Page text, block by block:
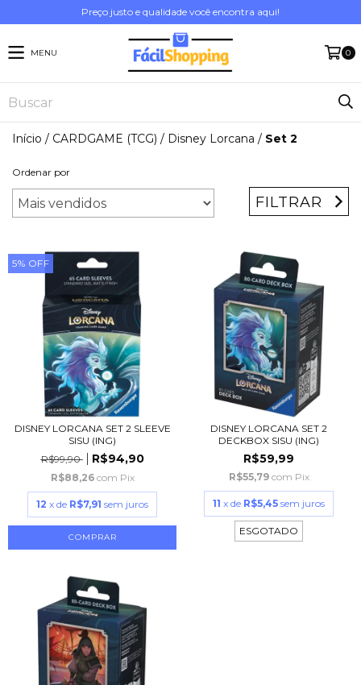
Preço justo e qualidade você encontra aqui!
MENU 0
Início / CARDGAME (TCG) / Disney Lorcana / Set 2
Ordenar por
FILTRAR
5% OFF
DISNEY LORCANA SET 2 SLEEVE
SISU (ING)
R$99,90
R$94,90
R$88,26 com Pix
12 x de R$7,91 sem juros
DISNEY LORCANA SET 2
DECKBOX SISU (ING)
R$59,99
R$55,79 com Pix
11 x de R$5,45 sem juros
ESGOTADO